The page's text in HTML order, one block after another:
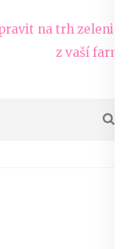
na trh zeleninu
z vaší farmy